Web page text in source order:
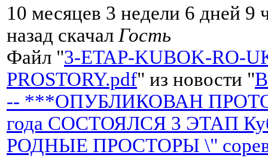
10 месяцев 3 недели 6 дней 9
назад скачал Гость
Файл "3-ETAP-KUBOK-RO-
PROSTORY.pdf" из новости "
-- ***ОПУБЛИКОВАН
года СОСТОЯЛСЯ 3 ЭТАП
РОДНЫЕ ПРОСТОРЫ \"